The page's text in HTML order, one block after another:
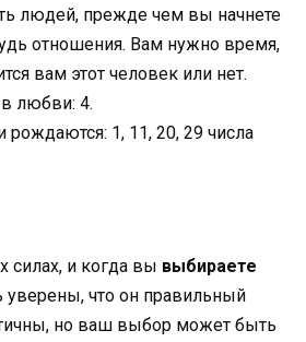
людей, прежде чем вы начнете
отношения. Вам нужно время,
вам этот человек или нет.
любви: 4.
1, 11, 20, 29 числа
силах, и когда вы выбираете
уверены, что он правильный
но ваш выбор может быть